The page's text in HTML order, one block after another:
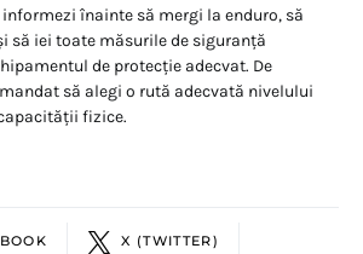
înainte să mergi la enduro, să
să iei toate măsurile de siguranță
de protecție adecvat. De
să alegi o rută adecvată nivelului
fizice.
X (TWITTER)